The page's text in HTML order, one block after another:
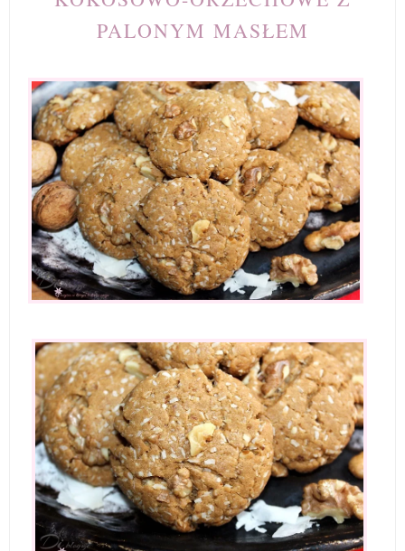
PALONYM MASŁEM